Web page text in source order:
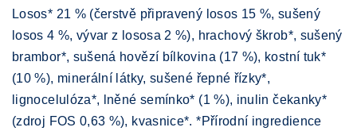
Losos* 21 % (čerstvě připravený losos 15 %, sušený
losos 4 %, vývar z lososa 2 %), hrachový škrob*, sušený
brambor*, sušená hovězí bílkovina (17 %), kostní tuk*
(10 %), minerální látky, sušené řepné řízky*,
lignocelulóza*, lněné semínko* (1 %), inulin čekanky*
(zdroj FOS 0,63 %), kvasnice*. *Přírodní ingredience